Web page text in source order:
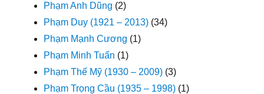
Phạm Anh Dũng (2)
Phạm Duy (1921 – 2013) (34)
Phạm Mạnh Cương (1)
Phạm Minh Tuấn (1)
Phạm Thế Mỹ (1930 – 2009) (3)
Phạm Trọng Cầu (1935 – 1998) (1)